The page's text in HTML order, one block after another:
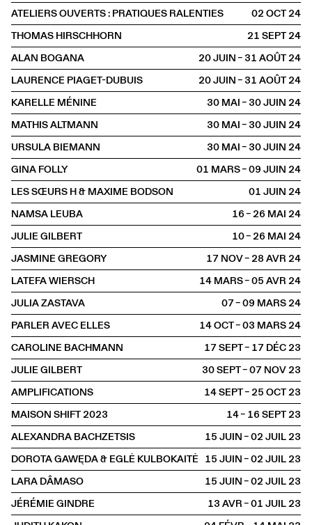
ATELIERS OUVERTS : PRATIQUES RALENTIES
02 OCT2024
THOMAS HIRSCHHORN
21 SEPT2024
ALAN BOGANA
20 JUIN – 31 AOÛT2024
LAURENCE PIAGET-DUBUIS
20 JUIN – 31 AOÛT2024
KARELLE MÉNINE
30 MAI – 30 JUIN2024
MATHIS ALTMANN
30 MAI – 30 JUIN2024
URSULA BIEMANN
30 MAI – 30 JUIN2024
GINA FOLLY
01 MARS – 09 JUIN2024
LES SŒURS H & MAXIME BODSON
01 JUIN2024
NAMSA LEUBA
16 – 26 MAI2024
JULIE GILBERT
10 – 26 MAI2024
JASMINE GREGORY
17 NOV – 28 AVR2024
LATEFA WIERSCH
14 MARS – 05 AVR2024
JULIA ZASTAVA
07 – 09 MARS2024
PARLER AVEC ELLES
14 OCT – 03 MARS2024
CAROLINE BACHMANN
17 SEPT – 17 DÉC2023
JULIE GILBERT
30 SEPT – 07 NOV2023
AMPLIFICATIONS
14 SEPT – 25 OCT2023
MAISON SHIFT 2023
14 – 16 SEPT2023
ALEXANDRA BACHZETSIS
15 JUIN – 02 JUIL2023
DOROTA GAWĘDA & EGLĖ KULBOKAITĖ 15 JUIN – 02 JUIL2023
LARA DÂMASO
15 JUIN – 02 JUIL2023
JÉRÉMIE GINDRE
13 AVR – 01 JUIL2023